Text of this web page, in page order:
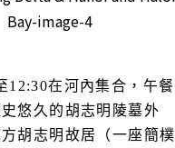
12:30在河內集合，午餐
悠久的胡志明陵墓外
胡志明故居（一座簡樸